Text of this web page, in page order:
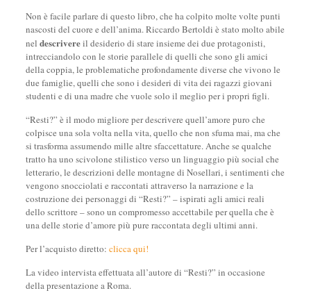
Non è facile parlare di questo libro, che ha colpito molte volte punti
nascosti del cuore e dell’anima. Riccardo Bertoldi è stato molto abile
nel descrivereil desiderio di stare insieme dei due protagonisti,
intrecciandolo con le storie parallele di quelli che sono gli amici
della coppia, le problematiche profondamente diverse che vivono le
due famiglie, quelli che sono i desideri di vita dei ragazzi giovani
studenti e di una madre che vuole solo il meglio per i propri figli.
“Resti?” è il modo migliore per descrivere quell’amore puro che
colpisce una sola volta nella vita, quello che non sfuma mai, ma che
si trasforma assumendo mille altre sfaccettature. Anche se qualche
tratto ha uno scivolone stilistico verso un linguaggio più social che
letterario, le descrizioni delle montagne di Nosellari, i sentimenti che
vengono snocciolati e raccontati attraverso la narrazione e la
costruzione dei personaggi di “Resti?” – ispirati agli amici reali
dello scrittore – sono un compromesso accettabile per quella che è
una delle storie d’amore più pure raccontata degli ultimi anni.
Per l’acquisto diretto: clicca qui!
La video intervista effettuata all’autore di “Resti?” in occasione
della presentazione a Roma.